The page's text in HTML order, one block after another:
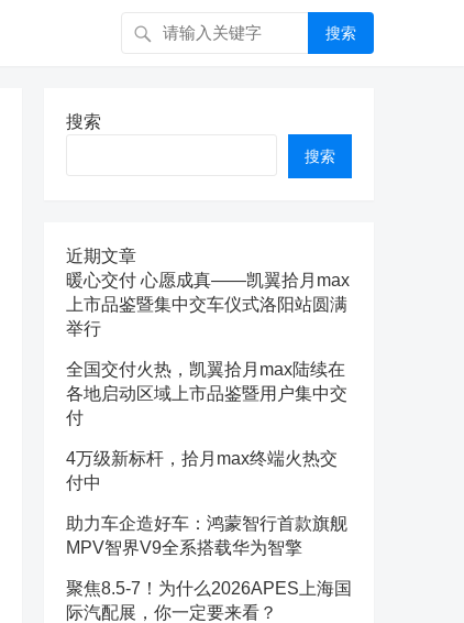
搜索
搜索
搜索
近期文章
暖心交付 心愿成真——凯翼拾月max
上市品鉴暨集中交车仪式洛阳站圆满
举行
全国交付火热，凯翼拾月max陆续在
各地启动区域上市品鉴暨用户集中交
付
4万级新标杆，拾月max终端火热交
付中
助力车企造好车：鸿蒙智行首款旗舰
MPV智界V9全系搭载华为智擎
聚焦8.5-7！为什么2026APES上海国
际汽配展，你一定要来看？